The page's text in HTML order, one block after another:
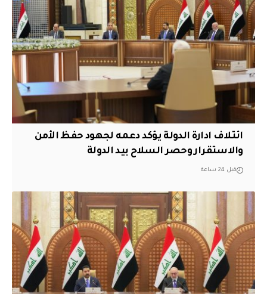
ائتلاف ادارة الدولة يؤكد دعمه لجهود حفظ الأمن
والاستقرار وحصر السلاح بيد الدولة
قبل 24 ساعة